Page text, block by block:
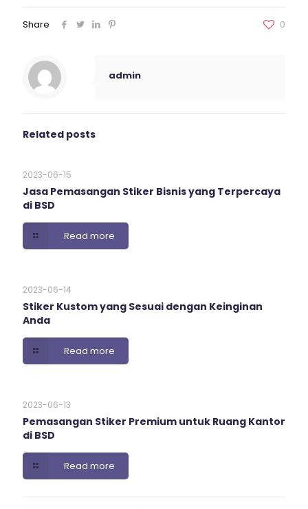
Share 0
admin
Related posts
2023-06-15
Jasa Pemasangan Stiker Bisnis yang Terpercaya
di BSD
Read more
2023-06-14
Stiker Kustom yang Sesuai dengan Keinginan
Anda
Read more
2023-06-13
Pemasangan Stiker Premium untuk Ruang Kantor
di BSD
Read more